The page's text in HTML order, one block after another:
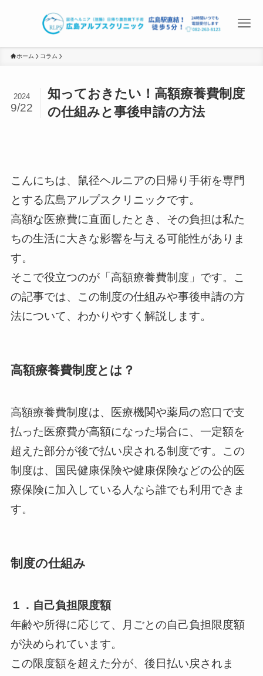
ホーム コラム
知っておきたい！高額療養費制度
の仕組みと事後申請の方法
2024
9/22
こんにちは、鼠径ヘルニアの日帰り手術を専門
とする広島アルプスクリニックです。
高額な医療費に直面したとき、その負担は私た
ちの生活に大きな影響を与える可能性がありま
す。
そこで役立つのが「高額療養費制度」です。こ
の記事では、この制度の仕組みや事後申請の方
法について、わかりやすく解説します。
高額療養費制度とは？
高額療養費制度は、医療機関や薬局の窓口で支
払った医療費が高額になった場合に、一定額を
超えた部分が後で払い戻される制度です。この
制度は、国民健康保険や健康保険などの公的医
療保険に加入している人なら誰でも利用できま
す。
制度の仕組み
１．自己負担限度額
年齢や所得に応じて、月ごとの自己負担限度額
が決められています。
この限度額を超えた分が、後日払い戻されま